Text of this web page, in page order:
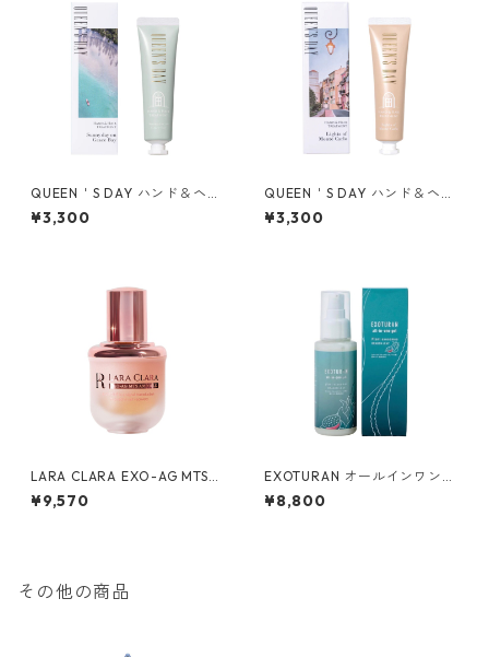
QUEEN＇S DAY ハンド＆ヘア
トリートメント サニーデイ オ
ン グレースベイ
¥3,300
QUEEN＇S DAY ハンド＆ヘア
トリートメント ライツ オブ モ
ンテカルロ
¥3,300
LARA CLARA EXO-AG MTS
エッセンスセラム
¥9,570
EXOTURAN オールインワンジ
ェル ドラゴンリーフ
¥8,800
その他の商品